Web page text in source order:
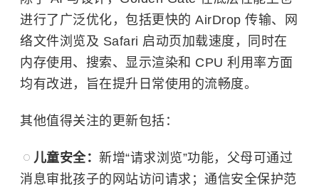
进行了广泛优化，包括更快的 AirDrop 传输、网
络文件浏览及 Safari 启动页加载速度，同时在
内存使用、搜索、显示渲染和 CPU 利用率方面
均有改进，旨在提升日常使用的流畅度。
其他值得关注的更新包括：
儿童安全： 新增“请求浏览”功能，父母可通过
消息审批孩子的网站访问请求；通信安全保护范